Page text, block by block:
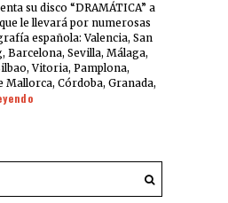
su disco “DRAMÁTICA” a
le llevará por numerosas
española: Valencia, San
Barcelona, Sevilla, Málaga,
Vitoria, Pamplona,
Mallorca, Córdoba, Granada,